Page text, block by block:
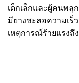
เด็กเล็กและผู้คนพลุ
มียางชะลอความเร็
เหตุการณ์ร้ายแรงถึ